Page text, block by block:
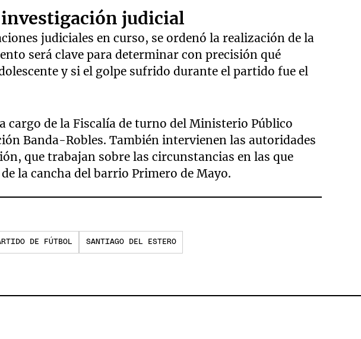
investigación judicial
judiciales en curso, se ordenó la realización de la
será clave para determinar con precisión qué
y si el golpe sufrido durante el partido fue el
cargo de la Fiscalía de turno del Ministerio Público
Banda-Robles. También intervienen las autoridades
que trabajan sobre las circunstancias en las que
la cancha del barrio Primero de Mayo.
DE FÚTBOL SANTIAGO DEL ESTERO